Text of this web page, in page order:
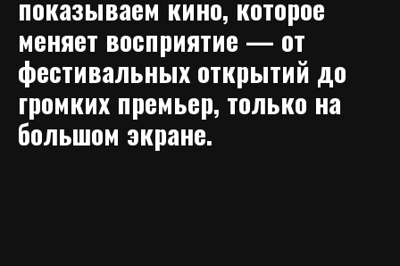
показываем кино, которое
меняет восприятие — от
фестивальных открытий до
громких премьер, только на
большом экране.